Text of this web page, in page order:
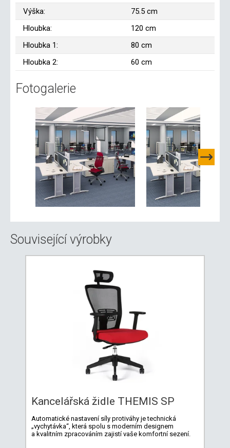
Výška:
75.5 cm
Hloubka:
120 cm
Hloubka 1:
80 cm
Hloubka 2:
60 cm
Fotogalerie
Související výrobky
Kancelářská židle THEMIS SP
Automatické nastavení síly protiváhy je technická
„vychytávka“, která spolu s moderním designem
a kvalitním zpracováním zajistí vaše komfortní sezení.